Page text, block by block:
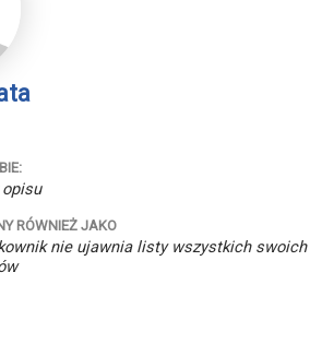
RÓWNIEŻ JAKO
nie ujawnia listy wszystkich swoich